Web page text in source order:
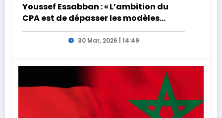
Youssef Essabban : « L’ambition du
CPA est de dépasser les modèles
traditionnels et académiques de
formation en s’appuyant sur le
30 Mar, 2026 | 14:49